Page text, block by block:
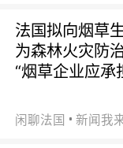
法国拟向烟草
为森林火灾防
“烟草企业应承
闲聊法国 新闻我